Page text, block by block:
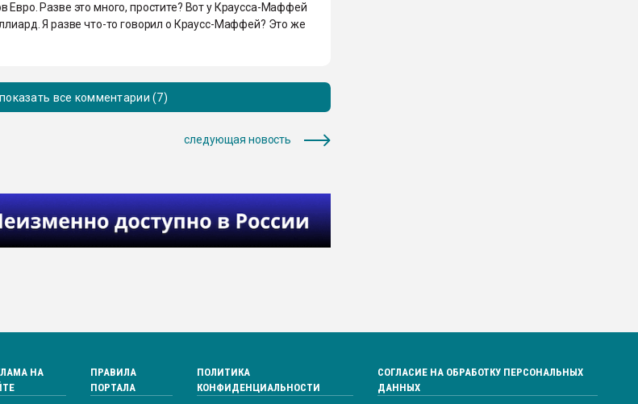
Евро. Разве это много, простите? Вот у Краусса-Маффей
Я разве что-то говорил о Краусс-Маффей? Это же
показать все комментарии (7)
следующая новость
НА
ПРАВИЛА
ПОРТАЛА
ПОЛИТИКА
КОНФИДЕНЦИАЛЬНОСТИ
СОГЛАСИЕ НА ОБРАБОТКУ ПЕРСОНАЛЬНЫХ
ДАННЫХ